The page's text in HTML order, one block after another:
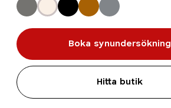
Boka synundersökning
Hitta butik